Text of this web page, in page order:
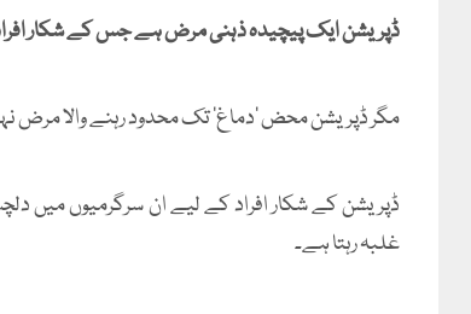
ڈپریشن ایک پیچیدہ ذہنی مرض ہے جس کے شکار
مگر ڈپریشن محض 'دماغ' تک محدود رہنے والا مرض
ڈپریشن کے شکار افراد کے لیے ان سرگرمیوں میں
غلبہ رہتا ہے۔